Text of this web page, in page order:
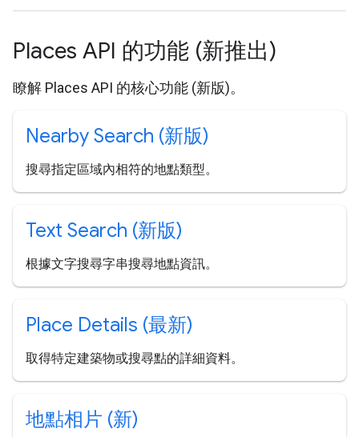
Places API 的功能 (新推出)
瞭解 Places API 的核心功能 (新版)。
Nearby Search (新版)
搜尋指定區域內相符的地點類型。
Text Search (新版)
根據文字搜尋字串搜尋地點資訊。
Place Details (最新)
取得特定建築物或搜尋點的詳細資料。
地點相片 (新)